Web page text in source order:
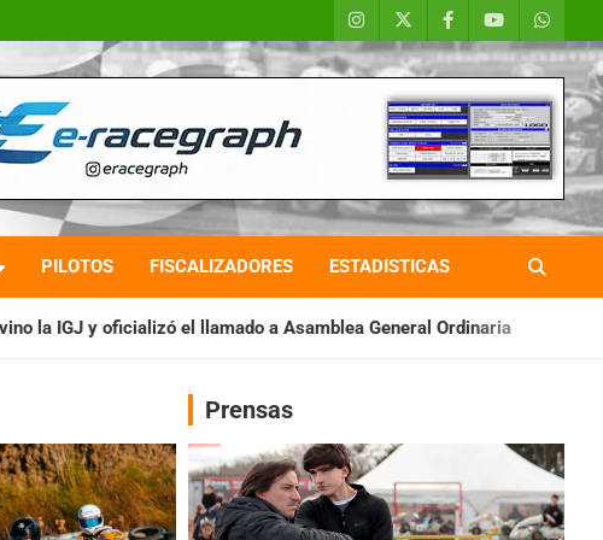
PILOTOS FISCALIZADORES ESTADISTICAS
llamado a Asamblea General Ordinaria IAME SERIES
Prensas